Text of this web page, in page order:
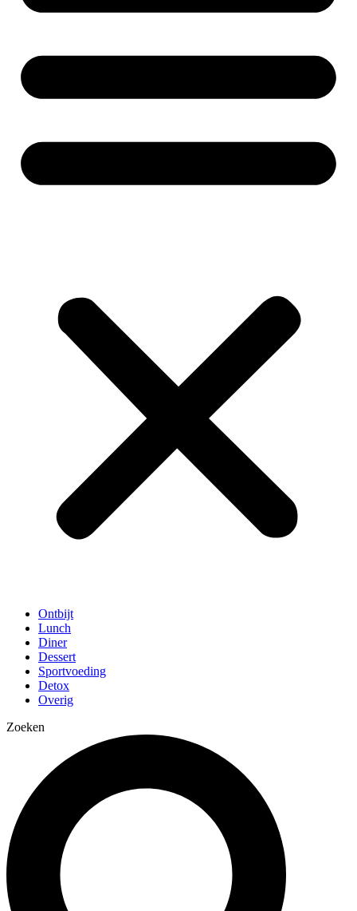
Ontbijt
Lunch
Diner
Dessert
Sportvoeding
Detox
Overig
Zoeken